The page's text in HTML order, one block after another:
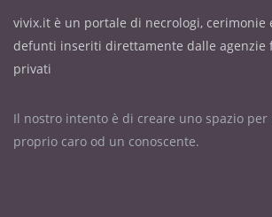
vivix.it è un portale di necrologi, cerimonie
defunti inseriti direttamente dalle agenzie
privati
Il nostro intento è di creare uno spazio
proprio caro od un conoscente.